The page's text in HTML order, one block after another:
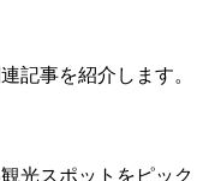
記事を紹介します。
光スポットをピック